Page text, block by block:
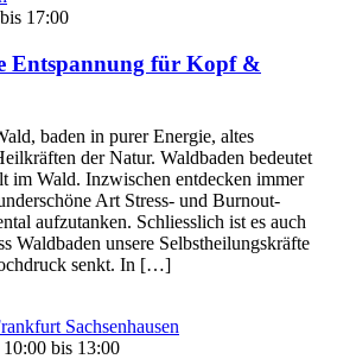
bis 17:00
Entspannung für Kopf &
baden in purer Energie, altes
der Natur. Waldbaden bedeutet
im Wald. Inzwischen entdecken immer
Art Stress- und Burnout-
aufzutanken. Schliesslich ist es auch
Waldbaden unsere Selbstheilungskräfte
senkt. In […]
10:00 bis 13:00